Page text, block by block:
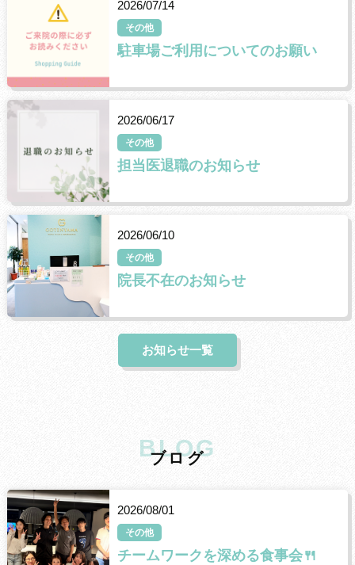
2026/07/14
その他
駐車場ご利用についてのお願い
2026/06/17
その他
担当医退職のお知らせ
2026/06/10
その他
院長不在のお知らせ
お知らせ一覧
BLOG
ブログ
2026/08/01
その他
チームワークを深める食事会🍴